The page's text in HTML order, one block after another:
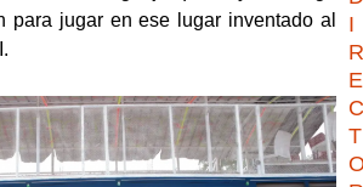
para jugar en ese lugar inventado al
I
R
E
C
T